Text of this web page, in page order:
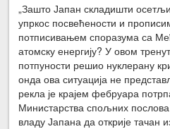
„Зашто Јапан складишти
упркос посвећености и
потписивањем споразума са
атомску енергију? У овом
потпуности решио нуклерану
онда ова ситуација не
рекла је крајем фебруара
Министарства спољних послова
владу Јапана да открије тачан